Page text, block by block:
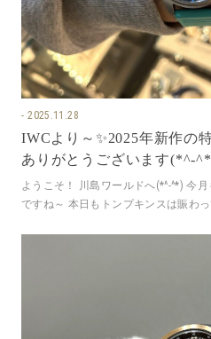
2025.11.28
IWCより～✨2025年新作の
ありがとうございます(*^-
ようこそ！ 川島ワールドへ(*^-^*) 今
ですね～ 本日もトンプキンスは賑わ